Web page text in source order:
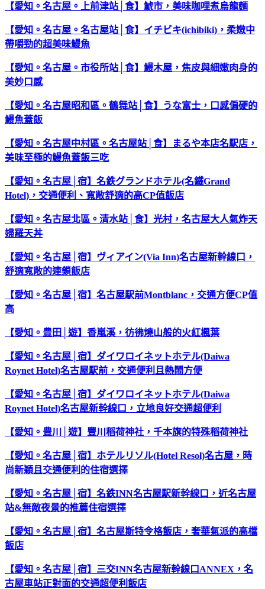
【愛知。名古屋。上前津站│食】鯱市，美味咖哩煮烏龍麵
【愛知。名古屋。名古屋站│食】イチビキ(ichibiki)，柔嫩中
帶嚼勁的超美味鰻魚
【愛知。名古屋。市役所站│食】鰻木屋，焦皮與細嫩肉身的
美妙口感
【愛知。名古屋昭和區。鶴舞站│食】うな富士，口感偏硬的
鰻魚蓋飯
【愛知。名古屋中村區。名古屋站│食】まるや本店名駅店，
美味至極的鰻魚蓋飯三吃
【愛知。名古屋│宿】名鉄グランドホテル(名鐵Grand
Hotel)，交通便利、寬敞舒適的高CP值飯店
【愛知。名古屋北區。清水站│食】光村，名古屋大人氣炸天
婦羅天丼
【愛知。名古屋│宿】ヴィアイン(Via Inn)名古屋新幹線口，
舒適寬敞的連鎖飯店
【愛知。名古屋│宿】名古屋駅前Montblanc，交通方便CP值
高
【愛知。豊田│遊】香嵐溪，彷彿燒山般的火紅楓葉
【愛知。名古屋│宿】ダイワロイネットホテル(Daiwa
Roynet Hotel)名古屋駅前，交通便利且熱鬧方便
【愛知。名古屋│宿】ダイワロイネットホテル(Daiwa
Roynet Hotel)名古屋新幹線口，立地良好交通超便利
【愛知。豊川│遊】豐川稻荷神社，千本旗的特殊稻荷神社
【愛知。名古屋│宿】ホテルリソル(Hotel Resol)名古屋，時
尚新穎且交通便利的住宿選擇
【愛知。名古屋│宿】名鉄INN名古屋駅新幹線口，近名古屋
站&無敵夜景的推薦住宿選擇
【愛知。名古屋│宿】名古屋斯特令格飯店，奢華氣派的高檔
飯店
【愛知。名古屋│宿】三交INN名古屋新幹線口ANNEX，名
古屋車站正對面的交通超便利飯店